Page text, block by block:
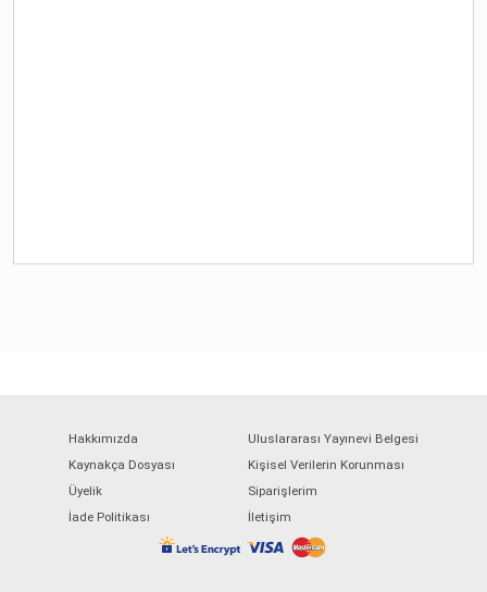
Hakkımızda
Uluslararası Yayınevi Belgesi
Kaynakça Dosyası
Kişisel Verilerin Korunması
Üyelik
Siparişlerim
İade Politikası
İletişim